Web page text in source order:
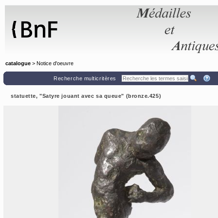
catalogue > Notice d'oeuvre
Recherche multicritères
statuette, "Satyre jouant avec sa queue" (bronze.425)